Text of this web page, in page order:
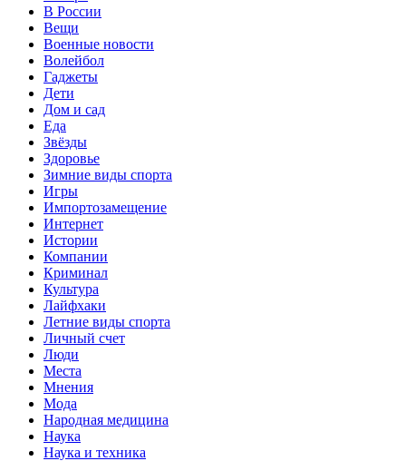
В России
Вещи
Военные новости
Волейбол
Гаджеты
Дети
Дом и сад
Еда
Звёзды
Здоровье
Зимние виды спорта
Игры
Импортозамещение
Интернет
Истории
Компании
Криминал
Культура
Лайфхаки
Летние виды спорта
Личный счет
Люди
Места
Мнения
Мода
Народная медицина
Наука
Наука и техника